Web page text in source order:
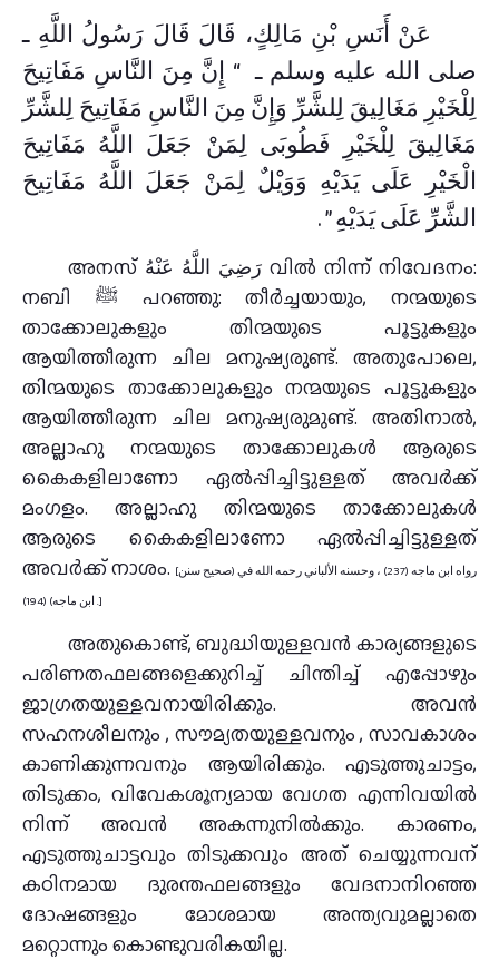
عَنْ أَنَسِ بْنِ مَالِكٍ، قَالَ قَالَ رَسُولُ اللَّهِ ـ
صلى الله عليه وسلم ـ ‏ “‏ إِنَّ مِنَ النَّاسِ مَفَاتِيحَ
لِلْخَيْرِ مَغَالِيقَ لِلشَّرِّ وَإِنَّ مِنَ النَّاسِ مَفَاتِيحَ لِلشَّرِّ
مَغَالِيقَ لِلْخَيْرِ فَطُوبَى لِمَنْ جَعَلَ اللَّهُ مَفَاتِيحَ
الْخَيْرِ عَلَى يَدَيْهِ وَوَيْلٌ لِمَنْ جَعَلَ اللَّهُ مَفَاتِيحَ
الشَّرِّ عَلَى يَدَيْهِ ‏”‏ ‏.‏
അനസ് رَضِيَ اللَّهُ عَنْهُ വിൽ നിന്ന് നിവേദനം:
നബി ﷺ പറഞ്ഞു: തീർച്ചയായും, നന്മയുടെ
താക്കോലുകളും തിന്മയുടെ പൂട്ടുകളും
ആയിത്തീരുന്ന ചില മനുഷ്യരുണ്ട്. അതുപോലെ,
തിന്മയുടെ താക്കോലുകളും നന്മയുടെ പൂട്ടുകളും
ആയിത്തീരുന്ന ചില മനുഷ്യരുമുണ്ട്. അതിനാൽ,
അല്ലാഹു നന്മയുടെ താക്കോലുകൾ ആരുടെ
കൈകളിലാണോ ഏൽപ്പിച്ചിട്ടുള്ളത് അവർക്ക്
മംഗളം. അല്ലാഹു തിന്മയുടെ താക്കോലുകൾ
ആരുടെ കൈകളിലാണോ ഏൽപ്പിച്ചിട്ടുള്ളത്
അവർക്ക് നാശം. [رواه ابن ماجه (237) ، وحسنه الألباني رحمه الله في (صحيح سنن
ابن ماجه) (194) .]
അതുകൊണ്ട്, ബുദ്ധിയുള്ളവൻ കാര്യങ്ങളുടെ
പരിണതഫലങ്ങളെക്കുറിച്ച് ചിന്തിച്ച് എപ്പോഴും
ജാഗ്രതയുള്ളവനായിരിക്കും. അവൻ
സഹനശീലനും , സൗമ്യതയുള്ളവനും , സാവകാശം
കാണിക്കുന്നവനും ആയിരിക്കും. എടുത്തുചാട്ടം,
തിടുക്കം, വിവേകശൂന്യമായ വേഗത എന്നിവയിൽ
നിന്ന് അവൻ അകന്നുനിൽക്കും. കാരണം,
എടുത്തുചാട്ടവും തിടുക്കവും അത് ചെയ്യുന്നവന്
കഠിനമായ ദുരന്തഫലങ്ങളും വേദനാനിറഞ്ഞ
ദോഷങ്ങളും മോശമായ അന്ത്യവുമല്ലാതെ
മറ്റൊന്നും കൊണ്ടുവരികയില്ല.